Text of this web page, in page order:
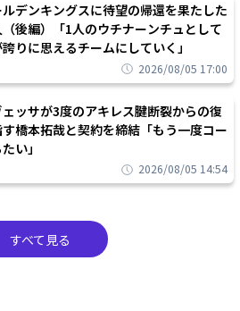
デンキングスに待望の帰還を果たした
後編）「1人のウチナーンチュとして
りに思えるチームにしていく」
2026/08/05 17:00
ッサが3度のアキレス腱断裂からの復
橋本拓哉と契約を締結「もう一度コー
い」
2026/08/05 14:54
すべて見る